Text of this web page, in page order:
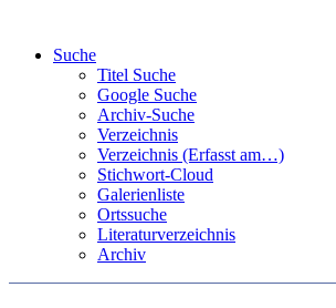
Suche
Titel Suche
Google Suche
Archiv-Suche
Verzeichnis
Verzeichnis (Erfasst am…)
Stichwort-Cloud
Galerienliste
Ortssuche
Literaturverzeichnis
Archiv